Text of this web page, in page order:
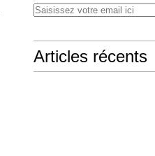
Articles récents